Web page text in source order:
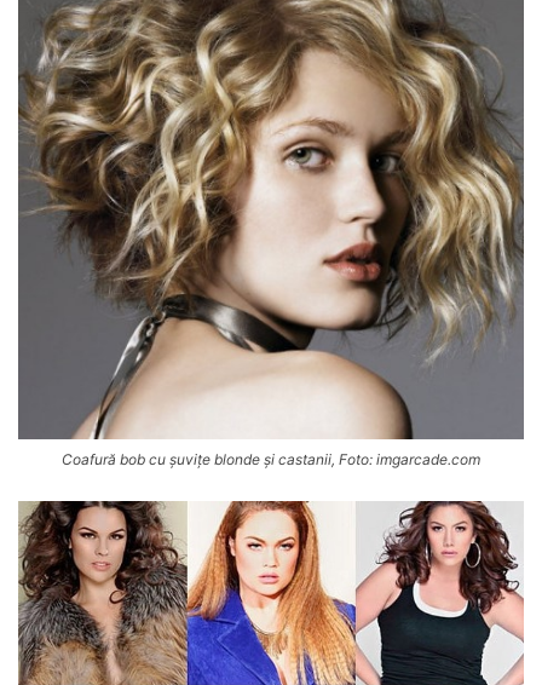
Coafură bob cu șuvițe blonde și castanii, Foto: imgarcade.com